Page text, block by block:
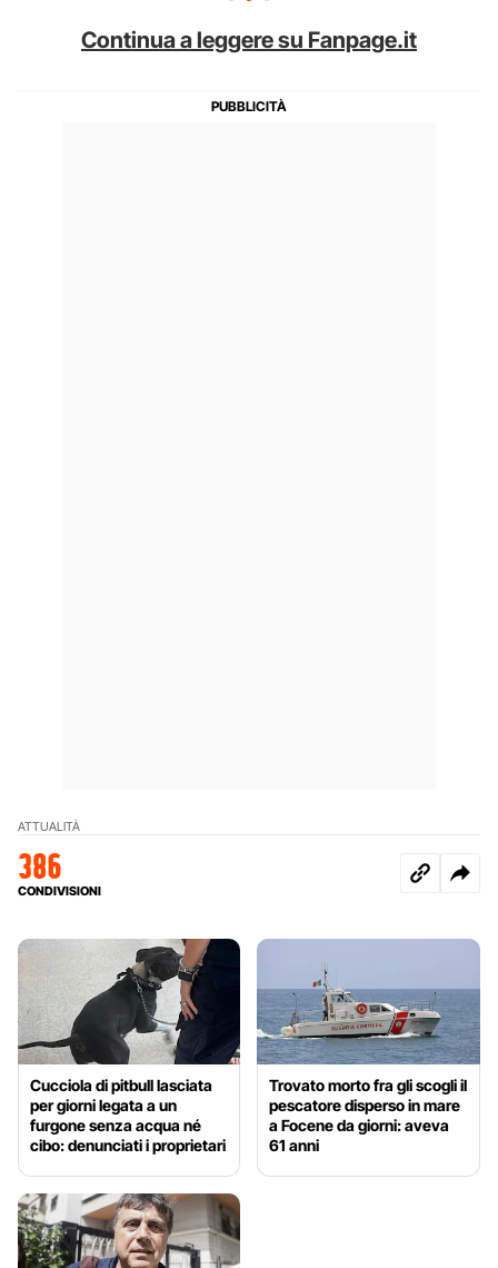
Continua a leggere su Fanpage.it
ATTUALITÀ
386
CONDIVISIONI
Cucciola di pitbull lasciata
per giorni legata a un
furgone senza acqua né
cibo: denunciati i proprietari
Trovato morto fra gli scogli il
pescatore disperso in mare
a Focene da giorni: aveva
61 anni